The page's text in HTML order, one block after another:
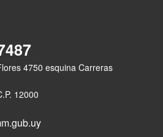
4750 esquina Carreras
12000